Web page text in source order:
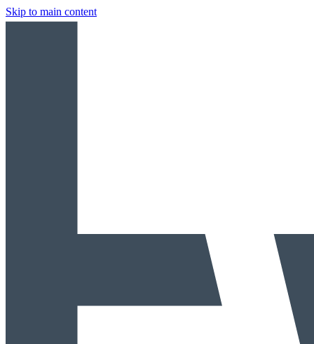
Skip to main content